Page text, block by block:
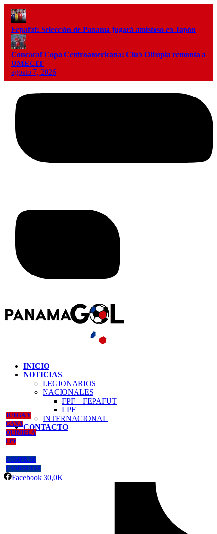
Fepafut: Selección de Panamá jugará amistoso en Japón
Concacaf Copa Centroamericana: Club Olimpia remonta a
UMECIT
agosto 7, 2026
INICIO
NOTICIAS
LEGIONARIOS
NACIONALES
FPF – FEPAFUT
LPF
INTERNACIONAL
CONTACTO
JUEGA Y
GANA
QUINIELA
LPF
COMPRAR
CAMISETAS
Facebook 30,0K